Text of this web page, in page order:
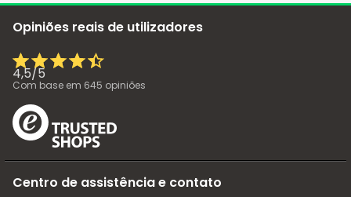
Opiniões reais de utilizadores
4,5/5
Com base em 645 opiniões
Centro de assistência e contato